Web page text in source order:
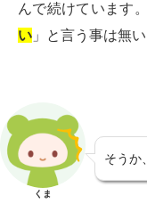
んで続けています
い 」と言う事は無
くま
そうか